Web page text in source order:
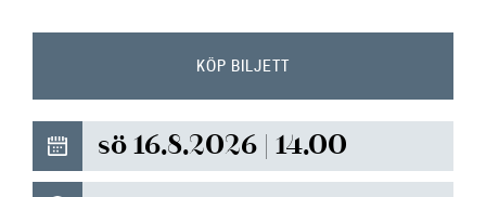
Kontakt
KÖP BILJETT
sö 16.8.2026 | 14.00